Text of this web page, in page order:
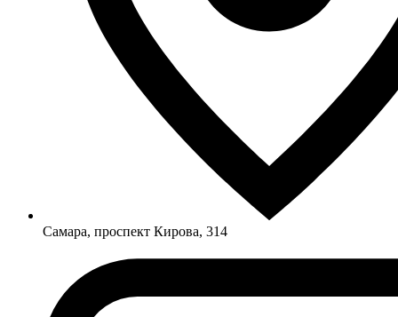
Самара, проспект Кирова, 314